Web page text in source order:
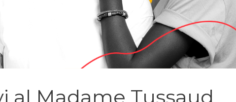
al Madame Tussaud